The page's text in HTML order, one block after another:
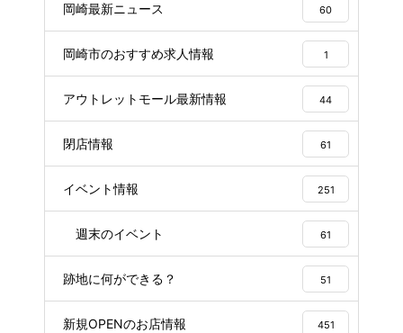
岡崎最新ニュース 60
岡崎市のおすすめ求人情報 1
アウトレットモール最新情報 44
閉店情報 61
イベント情報 251
週末のイベント 61
跡地に何ができる？ 51
新規OPENのお店情報 451